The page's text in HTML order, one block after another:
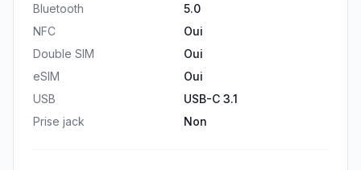
Bluetooth
5.0
NFC
Oui
Double SIM
Oui
eSIM
Oui
USB
USB-C 3.1
Prise jack
Non